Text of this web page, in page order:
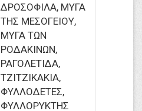
ΔΡΟΣΟΦΙΛΑ, ΜΥΓΑ
ΤΗΣ ΜΕΣΟΓΕΙΟΥ,
ΜΥΓΑ ΤΩΝ
ΡΟΔΑΚΙΝΩΝ,
ΡΑΓΟΛΕΤΙΔΑ,
ΤΖΙΤΖΙΚΑΚΙΑ,
ΦΥΛΛΟΔΕΤΕΣ,
ΦΥΛΛΟΡΥΚΤΗΣ